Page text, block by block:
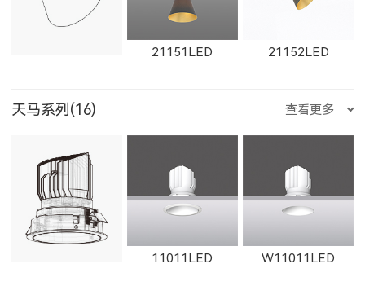
W1765LED-1 W1615LED-2
W1616LED W1766LED W1617LED
金牛座
1862LED W1862LED
21151LED 21152LED
天马系列(16) 查看更多
11011LED W11011LED